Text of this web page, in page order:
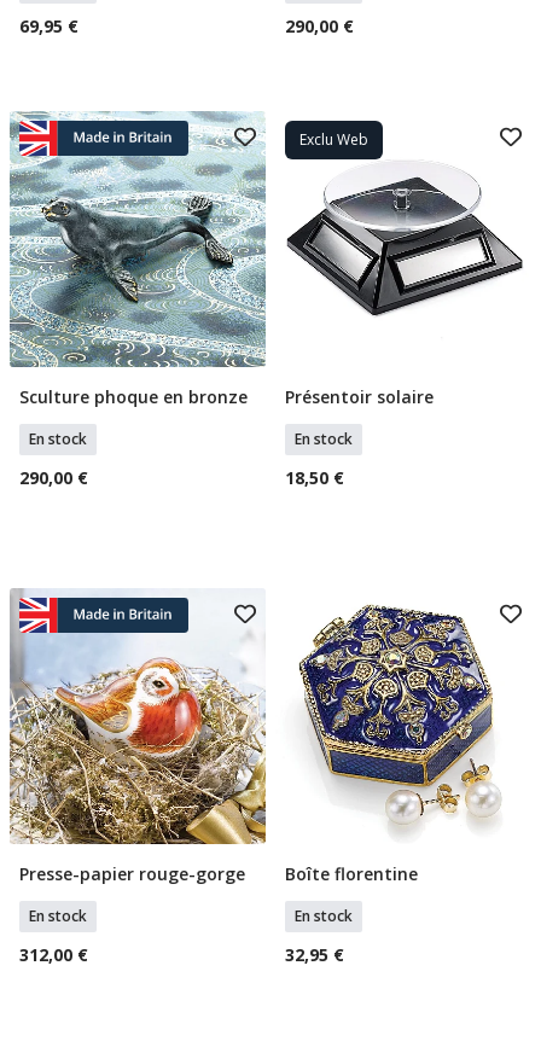
69,95 € 290,00 €
Ajouter Au Panier
Sculture phoque en bronze
En stock
290,00 €
Exclu Web
Ajouter Au Panier
Présentoir solaire
En stock
18,50 €
Ajouter Au Panier
Presse-papier rouge-gorge
En stock
312,00 €
Ajouter Au Panier
Boîte florentine
En stock
32,95 €